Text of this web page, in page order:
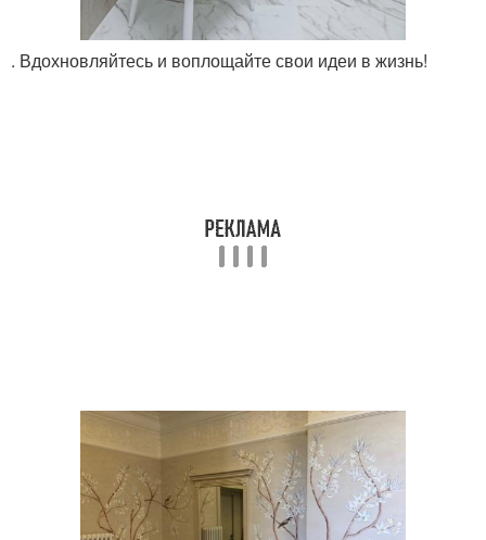
. Вдохновляйтесь и воплощайте свои идеи в жизнь!